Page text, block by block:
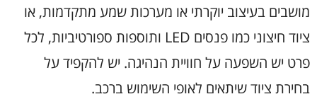
מושבים בעיצוב יוקרתי או מערכות שמע מתקדמות, או
ציוד חיצוני כמו פנסים LED ותוספות ספורטיביות, לכל
פרט יש השפעה על חוויית הנהיגה. יש להקפיד על
בחירת ציוד שיתאים לאופי השימוש ברכב.